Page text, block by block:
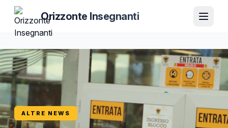
Orizzonte Insegnanti
ALTRE NEWS